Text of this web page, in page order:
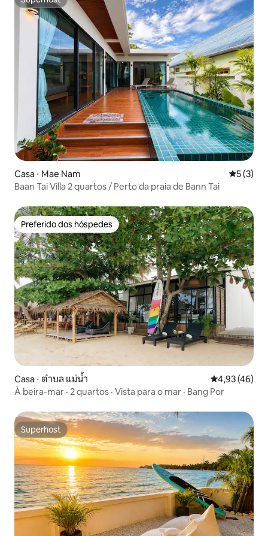
Superhost
Casa ⋅ Mae Nam 5 de
5 (3)
Baan Tai Villa 2 quartos / Perto da praia de Bann Tai
Preferido dos hóspedes
Preferido dos hóspedes
Casa ⋅ ตำบล แม่น้ำ 4,93 de uma
4,93 (46)
À beira-mar · 2 quartos · Vista para o mar · Bang Por
Superhost
Superhost